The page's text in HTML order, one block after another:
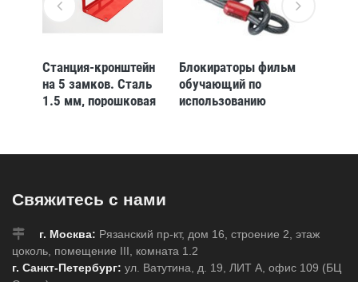
Станция-кронштейн
на 5 замков. Сталь
1.5 мм, порошковая
Блокираторы фильм
обучающий по
использованию
блокираторов:
Свяжитесь с нами
г. Москва: Рязанский пр-кт, дом 16, строение 2, этаж
цоколь, помещение III, комната 1.2
г. Санкт-Петербург: ул. Ватутина, д. 19, ЛИТ А, офис 109 (БЦ